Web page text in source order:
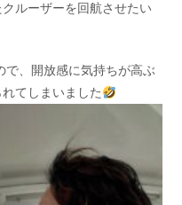
ルーザーを回航させたい
で、開放感に気持ちが高ぶ
てしまいました